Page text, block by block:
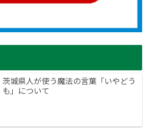
茨城県人が使う魔法の言葉「いやどう
も」について